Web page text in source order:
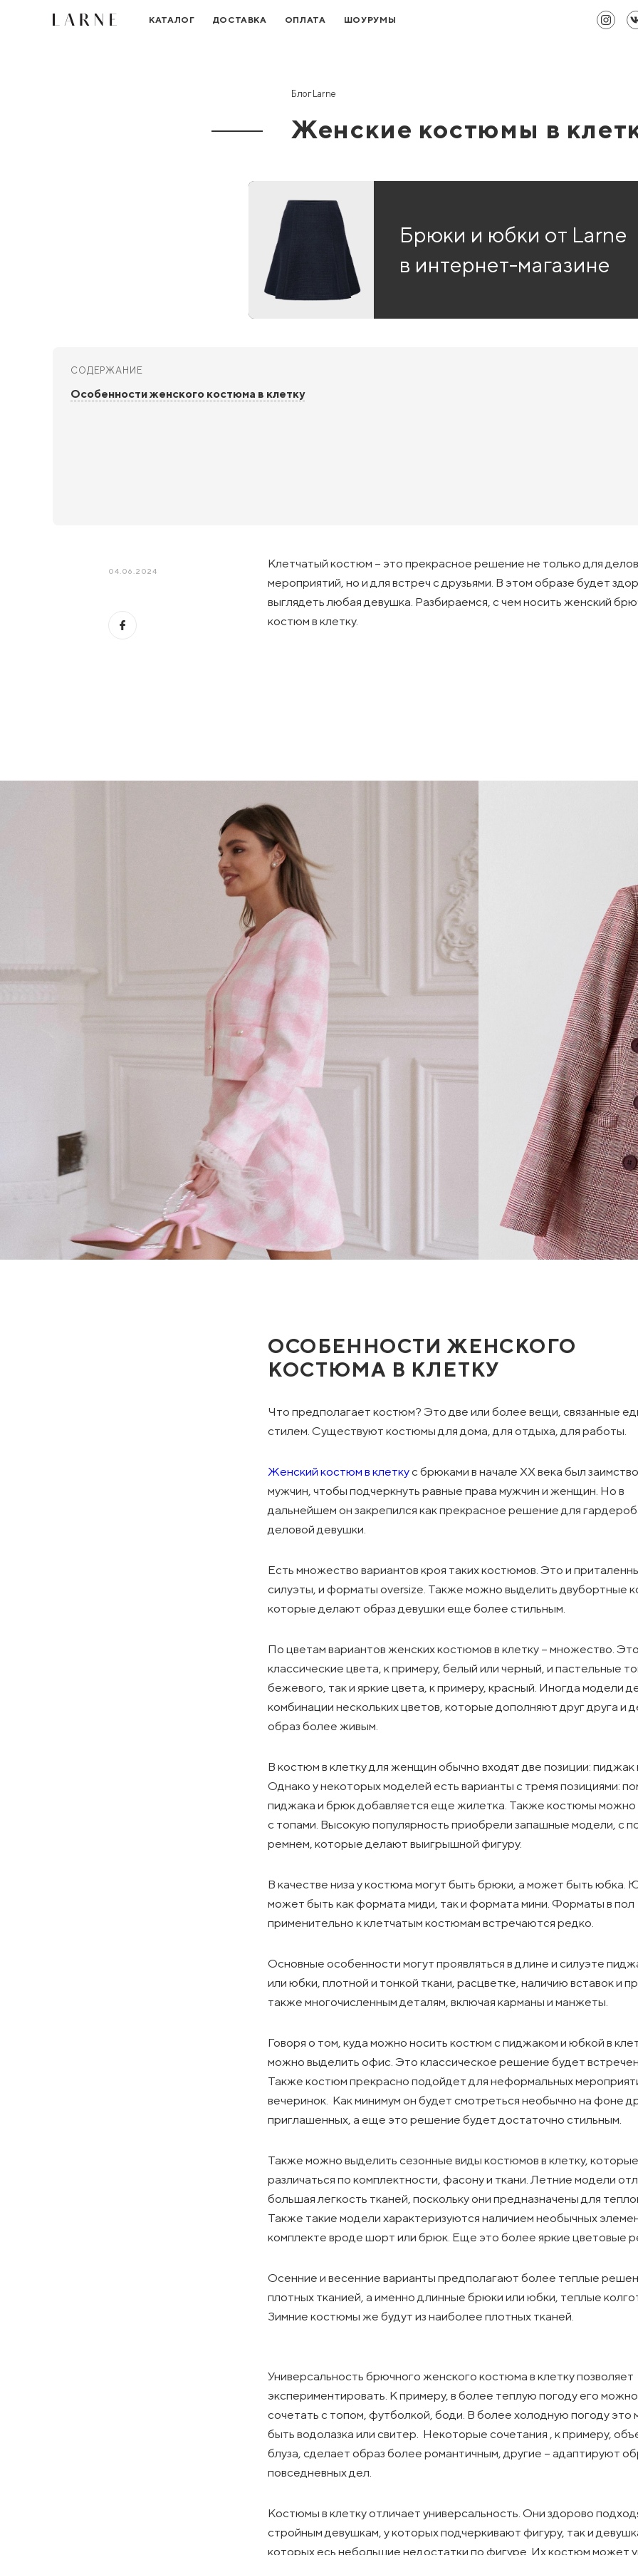
КАТАЛОГ ДОСТАВКА ОПЛАТА ШОУРУМЫ
Блог Larne
Женские костюмы в
Брюки и юбки от Larne
в интернет-магазине
СОДЕРЖАНИЕ
Особенности женского костюма в клетку
04.06.2024
Клетчатый костюм – это прекрасное решение не только для
мероприятий, но и для встреч с друзьями. В этом образе будет
выглядеть любая девушка. Разбираемся, с чем носить женский
костюм в клетку.
ОСОБЕННОСТИ ЖЕНСКОГО
КОСТЮМА В КЛЕТКУ
Что предполагает костюм? Это две или более вещи, связанные
стилем. Существуют костюмы для дома, для отдыха, для работы.
Женский костюм в клеткус брюками в начале XX века был
мужчин, чтобы подчеркнуть равные права мужчин и женщин. Но в
дальнейшем он закрепился как прекрасное решение для
деловой девушки.
Есть множество вариантов кроя таких костюмов. Это и
силуэты, и форматы oversize. Также можно выделить двубортные
которые делают образ девушки еще более стильным.
По цветам вариантов женских костюмов в клетку – множество.
классические цвета, к примеру, белый или черный, и пастельные
бежевого, так и яркие цвета, к примеру, красный. Иногда модели
комбинации нескольких цветов, которые дополняют друг друга и
образ более живым.
В костюм в клетку для женщин обычно входят две позиции: пиджак
Однако у некоторых моделей есть варианты с тремя позициями:
пиджака и брюк добавляется еще жилетка. Также костюмы можно
с топами. Высокую популярность приобрели запашные модели, с
ремнем, которые делают выигрышной фигуру.
В качестве низа у костюма могут быть брюки, а может быть юбка.
может быть как формата миди, так и формата мини. Форматы в пол
применительно к клетчатым костюмам встречаются редко.
Основные особенности могут проявляться в длине и силуэте
или юбки, плотной и тонкой ткани, расцветке, наличию вставок и
также многочисленным деталям, включая карманы и манжеты.
Говоря о том, куда можно носить костюм с пиджаком и юбкой в
можно выделить офис. Это классическое решение будет
Также костюм прекрасно подойдет для неформальных
вечеринок. Как минимум он будет смотреться необычно на фоне
приглашенных, а еще это решение будет достаточно стильным.
Также можно выделить сезонные виды костюмов в клетку,
различаться по комплектности, фасону и ткани. Летние модели
большая легкость тканей, поскольку они предназначены для
Также такие модели характеризуются наличием необычных
комплекте вроде шорт или брюк. Еще это более яркие цветовые
Осенние и весенние варианты предполагают более теплые
плотных тканией, а именно длинные брюки или юбки, теплые
Зимние костюмы же будут из наиболее плотных тканей.
Универсальность брючного женского костюма в клетку позволяет
экспериментировать. К примеру, в более теплую погоду его можно
сочетать с топом, футболкой, боди. В более холодную погоду это
быть водолазка или свитер. Некоторые сочетания , к примеру,
блуза, сделает образ более романтичным, другие – адаптируют
повседневных дел.
Костюмы в клетку отличает универсальность. Они здорово
стройным девушкам, у которых подчеркивают фигуру, так и
которых есь небольшие недостатки по фигуре. Их костюм может